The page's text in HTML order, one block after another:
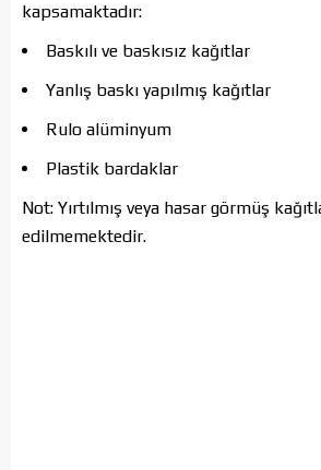
kapsamaktadır:
Baskılı ve baskısız kağıtlar
Yanlış baskı yapılmış kağıtlar
Rulo alüminyum
Plastik bardaklar
Not: Yırtılmış veya hasar görmüş
edilmemektedir.